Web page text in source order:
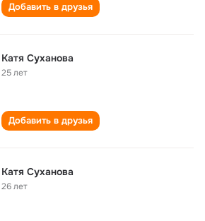
Добавить в друзья
Катя Суханова
25 лет
Добавить в друзья
Катя Суханова
26 лет